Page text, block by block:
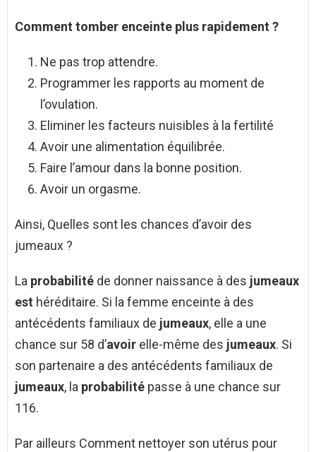
Comment tomber enceinte plus rapidement ?
Ne pas trop attendre.
Programmer les rapports au moment de
l’ovulation.
Eliminer les facteurs nuisibles à la fertilité
Avoir une alimentation équilibrée.
Faire l’amour dans la bonne position.
Avoir un orgasme.
Ainsi, Quelles sont les chances d’avoir des
jumeaux ?
La probabilité de donner naissance à des jumeaux
est héréditaire. Si la femme enceinte à des
antécédents familiaux de jumeaux, elle a une
chance sur 58 d’avoir elle-même des jumeaux. Si
son partenaire a des antécédents familiaux de
jumeaux, la probabilité passe à une chance sur
116.
Par ailleurs Comment nettoyer son utérus pour